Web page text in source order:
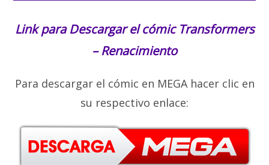
Link para Descargar el cómicTransformers
– Renacimiento
Para descargar el cómic en MEGA hacer clic en
su respectivo enlace: